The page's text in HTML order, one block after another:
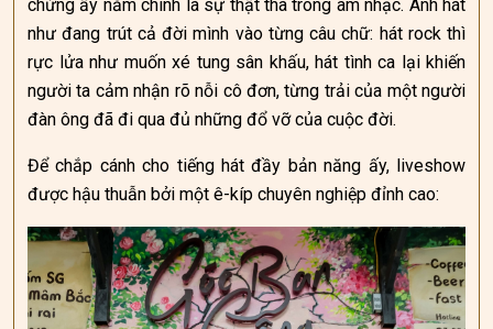
chừng ấy năm chính là sự thật thà trong âm nhạc. Anh hát
như đang trút cả đời mình vào từng câu chữ: hát rock thì
rực lửa như muốn xé tung sân khấu, hát tình ca lại khiến
người ta cảm nhận rõ nỗi cô đơn, từng trải của một người
đàn ông đã đi qua đủ những đổ vỡ của cuộc đời.
Để chắp cánh cho tiếng hát đầy bản năng ấy, liveshow
được hậu thuẫn bởi một ê-kíp chuyên nghiệp đỉnh cao: